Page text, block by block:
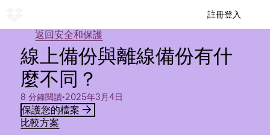
註冊登入
返回安全和保護
線上備份與離線備份有什
麼不同？
8 分鐘閱讀•2025年3月4日
保護您的檔案
比較方案